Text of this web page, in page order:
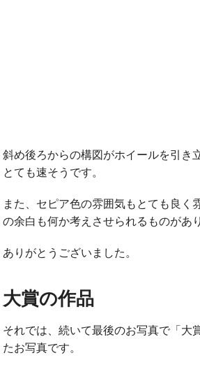
斜め後ろからの構図がホイールを引き
とても速そうです。
また、セピア色の雰囲気もとても良く
の余白も何か考えさせられるものがあ
ありがとうございました。
大賞の作品
それでは、続いて最後のお写真で「大
たお写真です。